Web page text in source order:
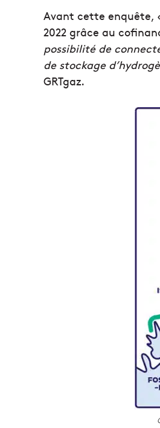
Avant cette enquête,
2022 grâce au
possibilité de
de stockage
GRTgaz.